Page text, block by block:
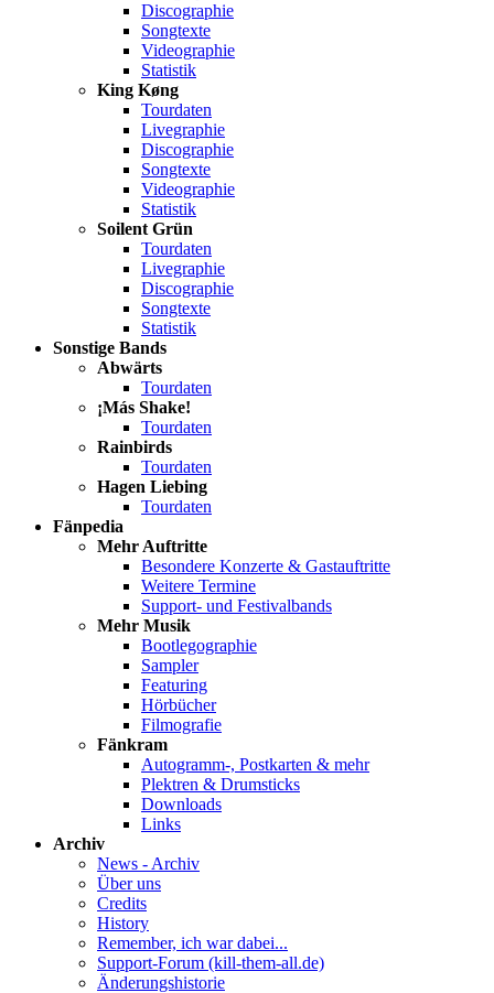
Discographie
Songtexte
Videographie
Statistik
King Køng
Tourdaten
Livegraphie
Discographie
Songtexte
Videographie
Statistik
Soilent Grün
Tourdaten
Livegraphie
Discographie
Songtexte
Statistik
Sonstige Bands
Abwärts
Tourdaten
¡Más Shake!
Tourdaten
Rainbirds
Tourdaten
Hagen Liebing
Tourdaten
Fänpedia
Mehr Auftritte
Besondere Konzerte & Gastauftritte
Weitere Termine
Support- und Festivalbands
Mehr Musik
Bootlegographie
Sampler
Featuring
Hörbücher
Filmografie
Fänkram
Autogramm-, Postkarten & mehr
Plektren & Drumsticks
Downloads
Links
Archiv
News - Archiv
Über uns
Credits
History
Remember, ich war dabei...
Support-Forum (kill-them-all.de)
Änderungshistorie